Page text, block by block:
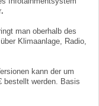
.
man oberhalb des
Klimaanlage, Radio,
kann der um
bestellt werden. Basis